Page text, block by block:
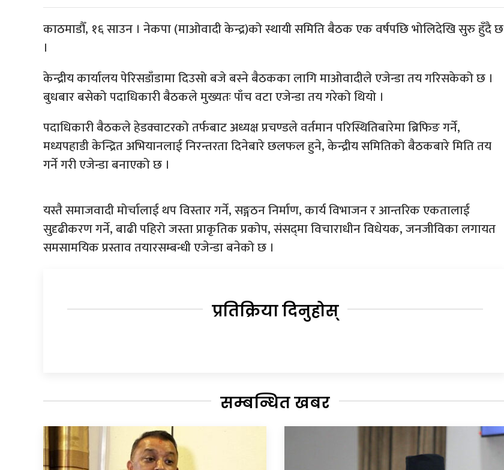
काठमाडौँ, १६ साउन । नेकपा (माओवादी केन्द्र)को स्थायी समिति बैठक एक वर्षपछि भोलिदेखि सुरु हुँदै छ
।
केन्द्रीय कार्यालय पेरिसडाँडामा दिउसो बजे बस्ने बैठकका लागि माओवादीले एजेन्डा तय गरिसकेको छ ।
बुधबार बसेको पदाधिकारी बैठकले मुख्यतः पाँच वटा एजेन्डा तय गरेको थियो ।
पदाधिकारी बैठकले हेडक्वाटरको तर्फबाट अध्यक्ष प्रचण्डले वर्तमान परिस्थितिबारेमा ब्रिफिङ गर्ने,
मध्यपहाडी केन्द्रित अभियानलाई निरन्तरता दिनेबारे छलफल हुने, केन्द्रीय समितिको बैठकबारे मिति तय
गर्ने गरी एजेन्डा बनाएको छ ।
यस्तै समाजवादी मोर्चालाई थप विस्तार गर्ने, सङ्गठन निर्माण, कार्य विभाजन र आन्तरिक एकतालाई
सुदृढीकरण गर्ने, बाढी पहिरो जस्ता प्राकृतिक प्रकोप, संसद्‌मा विचाराधीन विधेयक, जनजीविका लगायत
समसामयिक प्रस्ताव तयारसम्बन्धी एजेन्डा बनेको छ ।
प्रतिक्रिया दिनुहोस्
सम्बन्धित खबर